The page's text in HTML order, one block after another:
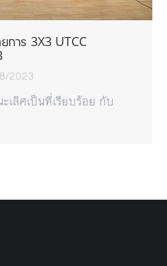
าร 3X3 UTCC
2023
เลิศเป็นที่เรียบร้อย กับ